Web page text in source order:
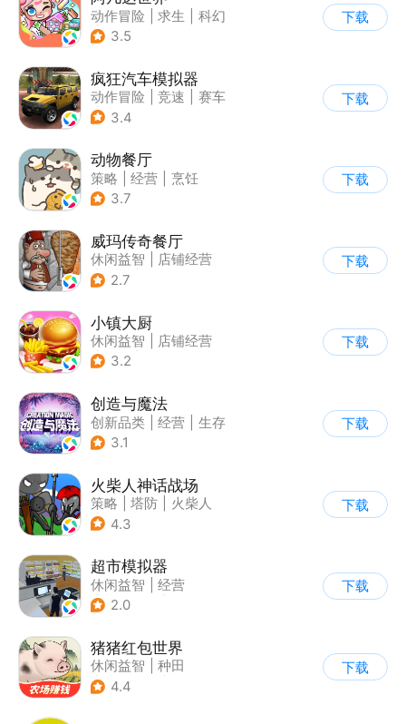
动作冒险 求生
科幻
| 开放世界
3.5
下载
疯狂汽车模拟器
动作冒险 竞速
赛车
| 开放世界
3.4
下载
动物餐厅
策略 经营
烹饪
| 宠物
3.7
下载
威玛传奇餐厅
休闲益智
店铺经营
| 美食
2.7
下载
小镇大厨
休闲益智
店铺经营
| 美食
3.2
下载
创造与魔法
创新品类 经营
生存
| 开放世界
3.1
下载
火柴人神话战场
策略 塔防
火柴人
| 休闲益智
4.3
下载
超市模拟器
休闲益智
经营
| 文字游戏
2.0
下载
猪猪红包世界
休闲益智
种田
| 田园生活
4.4
下载